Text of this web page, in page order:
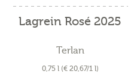
Lagrein Rosé 2025
Terlan
0,75 l (€ 20,67/1 l)